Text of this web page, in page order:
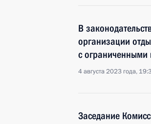
В
организации
с ограниченными
4 августа 2023 года,
Заседание